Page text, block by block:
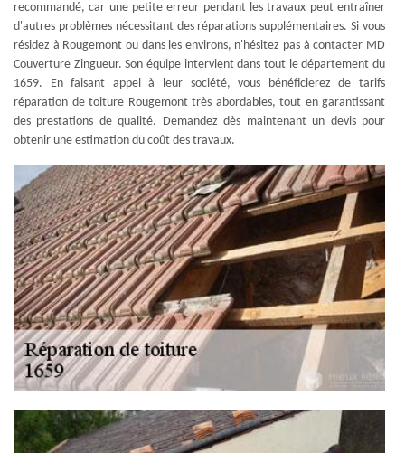
recommandé, car une petite erreur pendant les travaux peut entraîner
d'autres problèmes nécessitant des réparations supplémentaires. Si vous
résidez à Rougemont ou dans les environs, n'hésitez pas à contacter MD
Couverture Zingueur. Son équipe intervient dans tout le département du
1659. En faisant appel à leur société, vous bénéficierez de tarifs
réparation de toiture Rougemont très abordables, tout en garantissant
des prestations de qualité. Demandez dès maintenant un devis pour
obtenir une estimation du coût des travaux.